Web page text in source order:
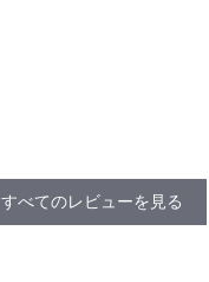
すべてのレビューを見る